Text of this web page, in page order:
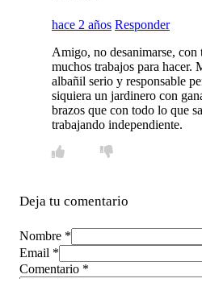
hace 2 años Responder
Amigo, no desanimarse,
muchos trabajos para hacer.
albañil serio y responsable
siquiera un jardinero con
brazos que con todo lo que
trabajando independiente.
Deja tu comentario
Nombre *
Email *
Comentario *